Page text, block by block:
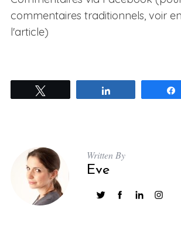
commentaires traditionnels, voir
l'article)
Written By
Eve
a
c
h
f